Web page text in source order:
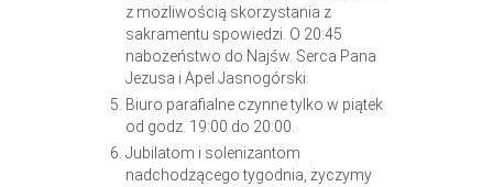
z możliwością skorzystania z
sakramentu spowiedzi. O 20:45
nabożeństwo do Najśw. Serca Pana
Jezusa i Apel Jasnogórski.
Biuro parafialne czynne tylko w piątek
od godz. 19:00 do 20:00.
Jubilatom i solenizantom
nadchodzącego tygodnia, życzymy